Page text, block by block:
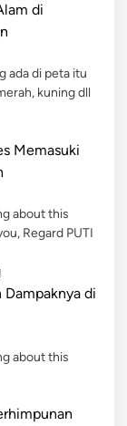
di
ada di peta itu
kuning dll
Memasuki
about this
Regard PUTI
Dampaknya di
about this